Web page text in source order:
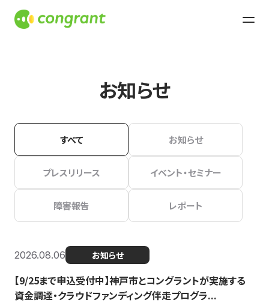
お知らせ
すべて お知らせ
プレスリリース イベント・セミナー
障害報告 レポート
2026.08.06 お知らせ
【9/25まで申込受付中】神戸市とコングラントが実施する
資金調達・クラウドファンディング伴走プログラ...